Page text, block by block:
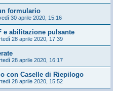
formulario
30 aprile 2020, 15:16
e abilitazione pulsante
28 aprile 2020, 17:39
28 aprile 2020, 16:17
con Caselle di Riepilogo
28 aprile 2020, 15:52